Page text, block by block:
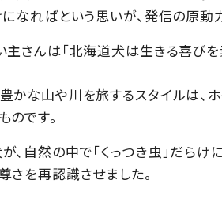
なればという思いが、発信の原動
主さんは「北海道犬は生きる喜び
かな山や川を旅するスタイルは、
です。
自然の中で「くっつき虫」だらけ
を再認識させました。